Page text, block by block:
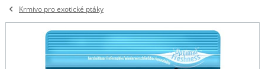
Krmivo pro exotické ptáky